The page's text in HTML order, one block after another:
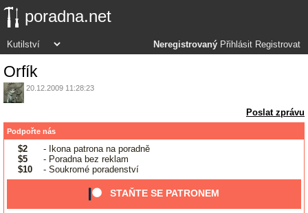
poradna.net
Neregistrovaný Přihlásit Registrovat
Orfík
20.12.2009 11:28:23
Poslat zprávu
Podpořte nás
$2
- Ikona patrona na poradně
$5
- Poradna bez reklam
$10
- Soukromé poradenství
STAŇTE SE PATRONEM